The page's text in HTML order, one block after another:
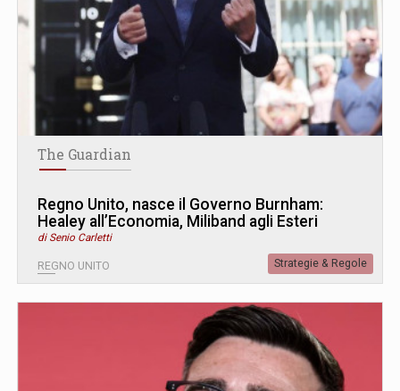
The Guardian
Regno Unito, nasce il Governo Burnham:
Healey all’Economia, Miliband agli Esteri
di Senio Carletti
REGNO UNITO Strategie & Regole